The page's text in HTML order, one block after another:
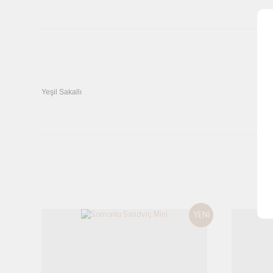
Yeşil Sakallı
Ürün fiyatı diğer sitelerden daha pahalı.
Bu ürüne benzer farklı alternatifler olmalı.
YENİ